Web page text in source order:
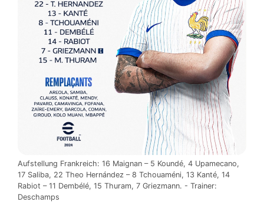
Aufstellung Frankreich: 16 Maignan – 5 Koundé, 4 Upamecano,
17 Saliba, 22 Theo Hernández – 8 Tchouaméni, 13 Kanté, 14
Rabiot – 11 Dembélé, 15 Thuram, 7 Griezmann. - Trainer:
Deschamps